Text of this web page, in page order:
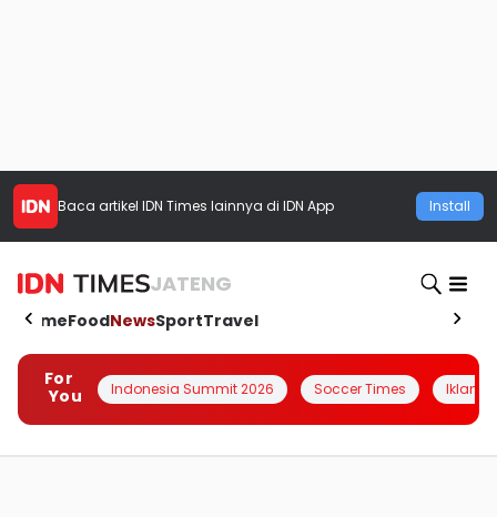
Baca artikel IDN Times lainnya di IDN App Install
JATENG
HomeFoodNewsSportTravel
For
You
Indonesia Summit 2026 Soccer Times Iklanin